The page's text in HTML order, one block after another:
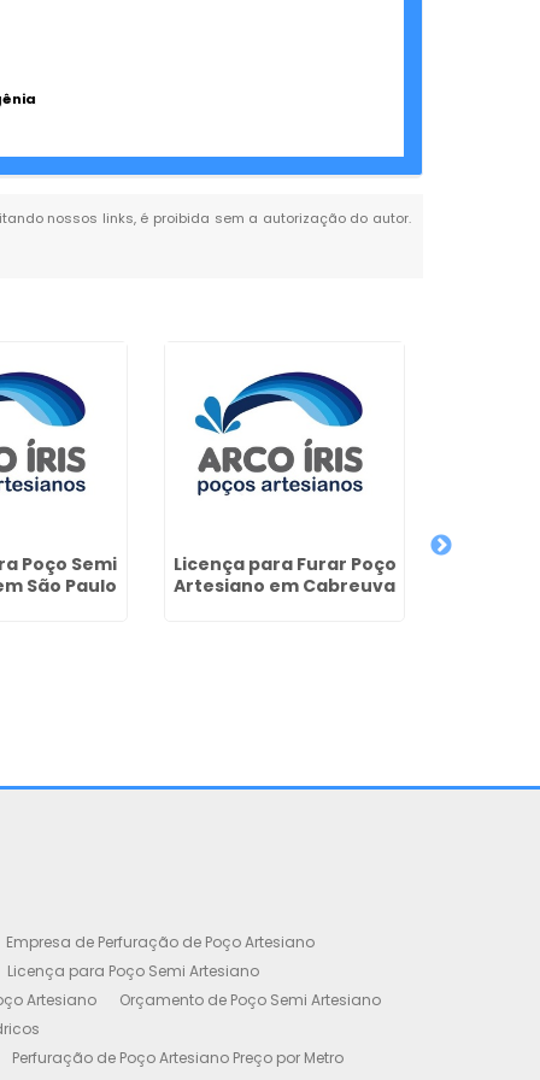
nossos links, é proibida sem a autorização do autor.
Poço Semi
São Paulo
Licença para Furar Poço
Artesiano em Cabreuva
Empresa de Perfuração de Poço Artesiano
Licença para Poço Semi Artesiano
Artesiano
Orçamento de Poço Semi Artesiano
Perfuração de Poço Artesiano Preço por Metro